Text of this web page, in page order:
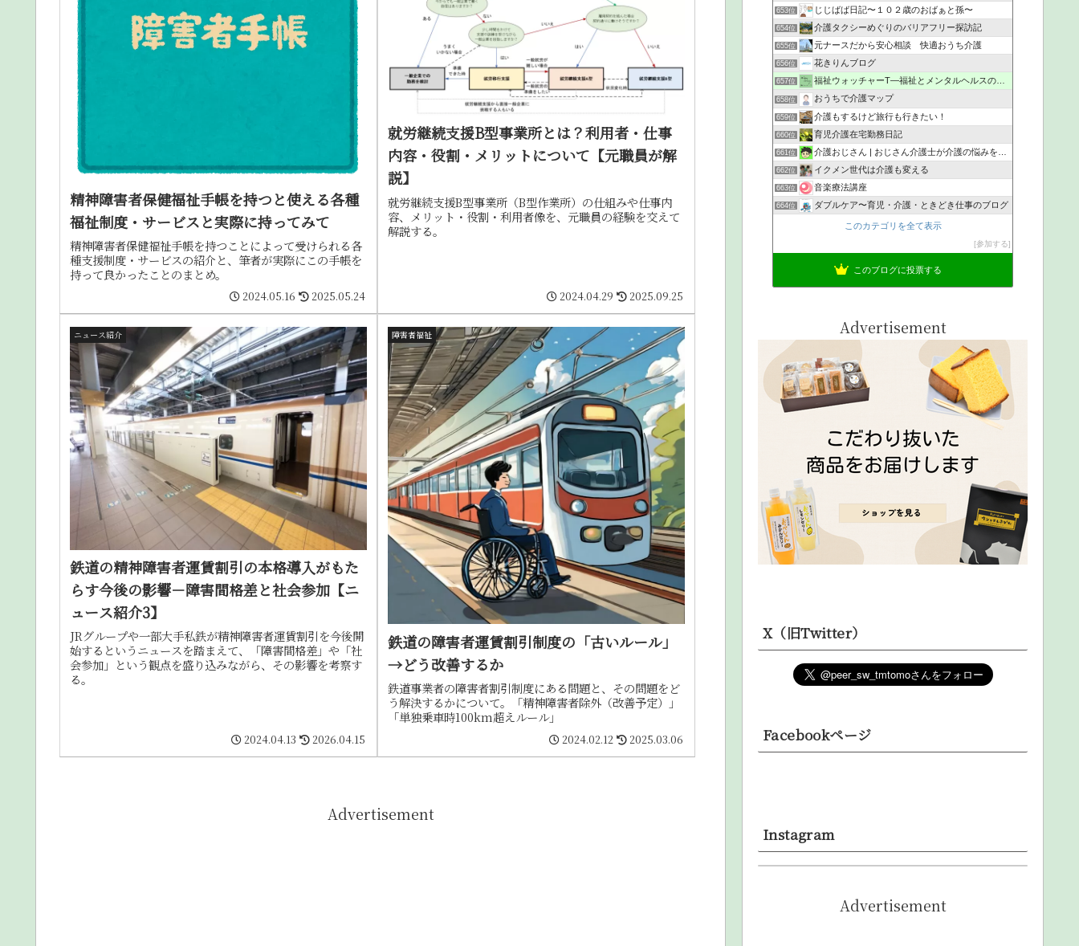
精神障害者保健福祉手帳を持つと使える各種
福祉制度・サービスと実際に持ってみて
精神障害者保健福祉手帳を持つことによって受けられる各
種支援制度・サービスの紹介と、筆者が実際にこの手帳を
持って良かったことのまとめ。
2024.05.16 2025.05.24
就労継続支援B型事業所とは？利用者・仕事
内容・役割・メリットについて【元職員が解
説】
就労継続支援B型事業所（B型作業所）の仕組みや仕事内
容、メリット・役割・利用者像を、元職員の経験を交えて
解説する。
2024.04.29 2025.09.25
ニュース紹介
鉄道の精神障害者運賃割引の本格導入がもた
らす今後の影響－障害間格差と社会参加【ニ
ュース紹介3】
JRグループや一部大手私鉄が精神障害者運賃割引を今後開
始するというニュースを踏まえて、「障害間格差」や「社
会参加」という観点を盛り込みながら、その影響を考察す
る。
2024.04.13 2026.04.15
障害者福祉
鉄道の障害者運賃割引制度の「古いルール」
→どう改善するか
鉄道事業者の障害者割引制度にある問題と、その問題をど
う解決するかについて。「精神障害者除外（改善予定）」
「単独乗車時100km超えルール」
2024.02.12 2025.03.06
Advertisement
653位 じじばば日記〜１０２歳のおばぁと孫〜
654位 介護タクシーめぐりのバリアフリー探訪記
655位 元ナースだから安心相談 快適おうち介護
656位 花きりんブログ
657位 福祉ウォッチャーT―福祉とメンタルヘルスの解説・研究ブログ
658位 おうちで介護マップ
659位 介護もするけど旅行も行きたい！
660位 育児介護在宅勤務日記
661位 介護おじさん | おじさん介護士が介護の悩みを解決
662位 イクメン世代は介護も変える
663位 音楽療法講座
664位 ダブルケア〜育児・介護・ときどき仕事のブログ
このカテゴリを全て表示
参加する
このブログに投票する
Advertisement
X（旧Twitter）
Facebookページ
Instagram
Advertisement